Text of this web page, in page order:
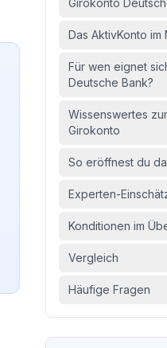
Girokonto
Das AktivKonto
Für wen eignet
Deutsche Bank?
Wissenswertes
Girokonto
So eröffnest du
Experten-
Konditionen im
Vergleich
Häufige Fragen